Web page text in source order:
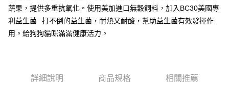
大哥付你分期
相關說明
【大哥付你分期使用說明】
成交易。
3.實際核准額度、可分期數及費用金額請依後續交易確認頁面所載為準。
AFTEE先享後付是「在收到商品之後才付款」的支付方式。 讓您購物簡單
ATM付款
蔬果，提供多重抗氧化。使用美加進口無穀飼料，加入BC30美國專
利益生菌─打不倒的益生菌，耐熱又耐酸，幫助益生菌有效發揮作
用。給狗狗貓咪滿滿健康活力。
詳細說明 商品規格 相關推薦